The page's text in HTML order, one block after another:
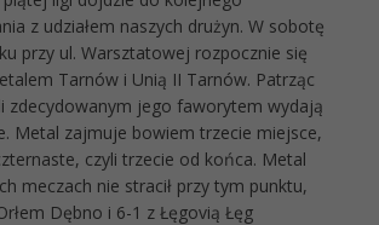
z udziałem naszych drużyn. W sobotę
przy ul. Warsztatowej rozpocznie się
Tarnów i Unią II Tarnów. Patrząc
zdecydowanym jego faworytem wydają
Metal zajmuje bowiem trzecie miejsce,
czyli trzecie od końca. Metal
meczach nie stracił przy tym punktu,
Dębno i 6-1 z Łęgovią Łęg